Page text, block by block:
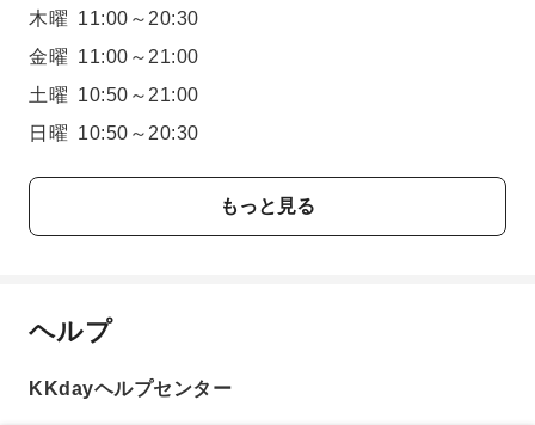
木曜 11:00～20:30
金曜 11:00～21:00
土曜 10:50～21:00
日曜 10:50～20:30
もっと見る
ヘルプ
KKdayヘルプセンター